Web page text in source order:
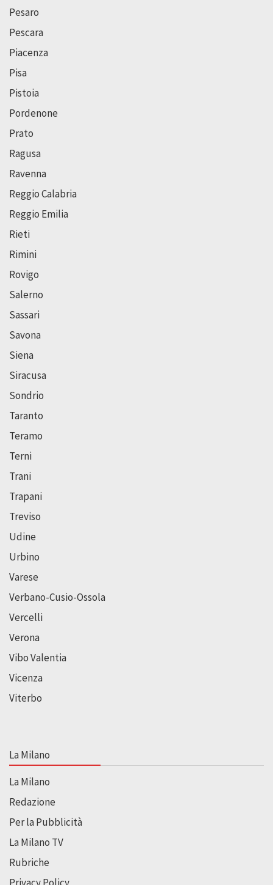
Pesaro
Pescara
Piacenza
Pisa
Pistoia
Pordenone
Prato
Ragusa
Ravenna
Reggio Calabria
Reggio Emilia
Rieti
Rimini
Rovigo
Salerno
Sassari
Savona
Siena
Siracusa
Sondrio
Taranto
Teramo
Terni
Trani
Trapani
Treviso
Udine
Urbino
Varese
Verbano-Cusio-Ossola
Vercelli
Verona
Vibo Valentia
Vicenza
Viterbo
La Milano
La Milano
Redazione
Per la Pubblicità
La Milano TV
Rubriche